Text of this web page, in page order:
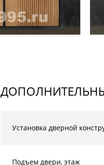
Установка дверной
Подъем двери, этаж